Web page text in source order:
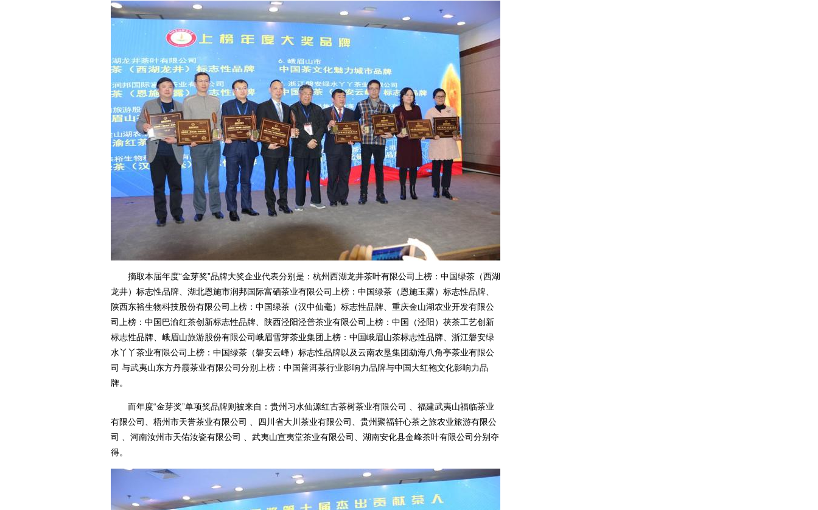
摘取本届年度“金芽奖”品牌大奖企业代表分别是：杭州西湖龙井茶叶有限公司上榜：中国绿茶（西湖
龙井）标志性品牌、湖北恩施市润邦国际富硒茶业有限公司上榜：中国绿茶（恩施玉露）标志性品牌、
陕西东裕生物科技股份有限公司上榜：中国绿茶（汉中仙毫）标志性品牌、重庆金山湖农业开发有限公
司上榜：中国巴渝红茶创新标志性品牌、陕西泾阳泾普茶业有限公司上榜：中国（泾阳）茯茶工艺创新
标志性品牌、峨眉山旅游股份有限公司峨眉雪芽茶业集团上榜：中国峨眉山茶标志性品牌、浙江磐安绿
水丫丫茶业有限公司上榜：中国绿茶（磐安云峰）标志性品牌以及云南农垦集团勐海八角亭茶业有限公
司 与武夷山东方丹霞茶业有限公司分别上榜：中国普洱茶行业影响力品牌与中国大红袍文化影响力品
牌。
而年度“金芽奖”单项奖品牌则被来自：贵州习水仙源红古茶树茶业有限公司 、福建武夷山福临茶业
有限公司、梧州市天誉茶业有限公司 、四川省大川茶业有限公司、贵州聚福轩心茶之旅农业旅游有限公
司 、河南汝州市天佑汝瓷有限公司 、武夷山宣夷堂茶业有限公司、湖南安化县金峰茶叶有限公司分别夺
得。